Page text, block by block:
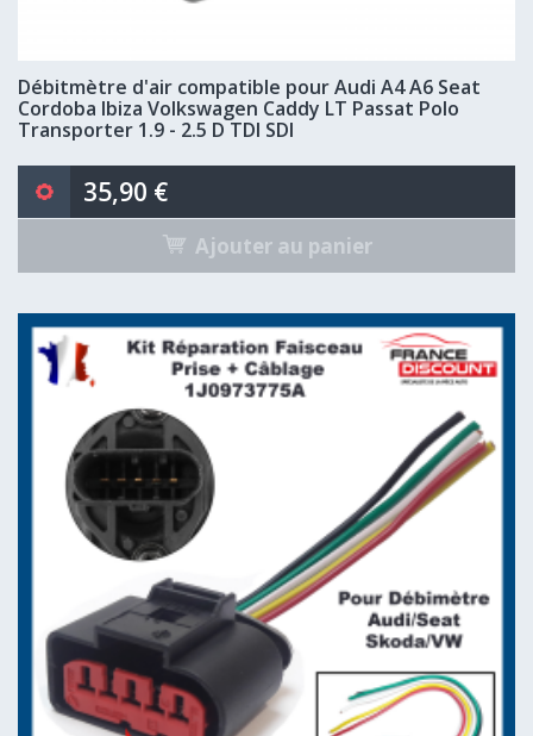
Débitmètre d'air compatible pour Audi A4 A6 Seat
Cordoba Ibiza Volkswagen Caddy LT Passat Polo
Transporter 1.9 - 2.5 D TDI SDI
35,90 €
Ajouter au panier